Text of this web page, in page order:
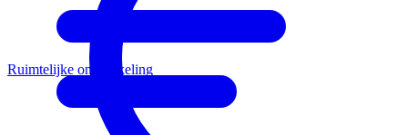
Ruimtelijke ontwikkeling